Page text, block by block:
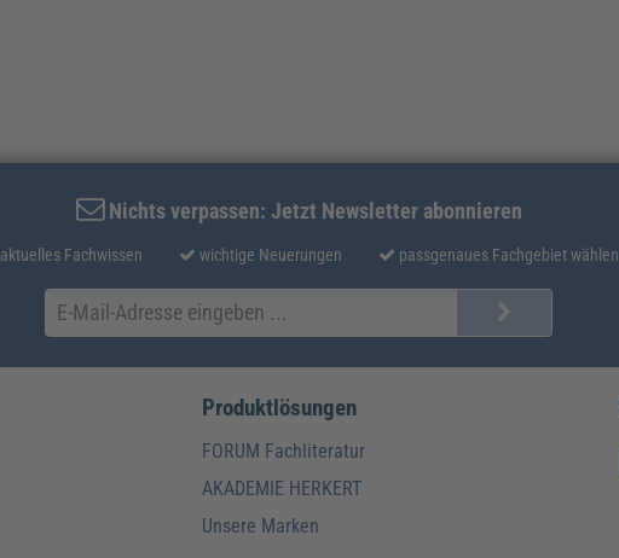
Nichts verpassen: Jetzt Newsletter abonnieren
aktuelles Fachwissen wichtige Neuerungen passgenaues Fachgebiet wählen
Produktlösungen
FORUM Fachliteratur
AKADEMIE HERKERT
Unsere Marken